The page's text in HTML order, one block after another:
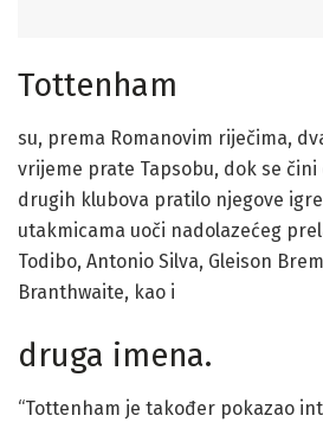
Tottenham
su, prema Romanovim riječima,
vrijeme prate Tapsobu, dok se
drugih klubova pratilo njegove
utakmicama uoči nadolazećeg
Todibo, Antonio Silva, Gleison
Branthwaite, kao i
druga imena.
“Tottenham je također pokazao